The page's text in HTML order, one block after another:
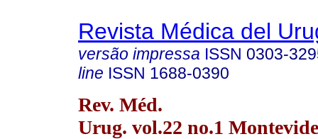
Revista Médica del
versão impressa ISSN 0303-
line ISSN 1688-0390
Rev. Méd.
Urug. vol.22 no.1